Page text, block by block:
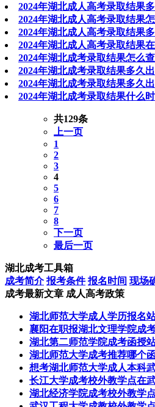
2024年湖北成人高考录取结果
2024年湖北成人高考录取结果
2024年湖北成人高考录取结果
2024年湖北成人高考录取结果
2024年湖北成考录取结果怎么
2024年湖北成考录取结果多久
2024年湖北成考录取结果多久
2024年湖北成考录取结果什么
共129条
上一页
1
2
3
4
5
6
7
8
下一页
最后一页
湖北成考工具箱
成考简介 报考条件 报名时间 现场
成考最新文章 成人高考政策
湖北师范大学成人学历报名
襄阳在职报湖北文理学院成
湖北第二师范学院成考函授
湖北师范大学成考推荐哪个
想考湖北师范大学成人本科
长江大学成考校外教学点在
湖北经济学院成考校外教学